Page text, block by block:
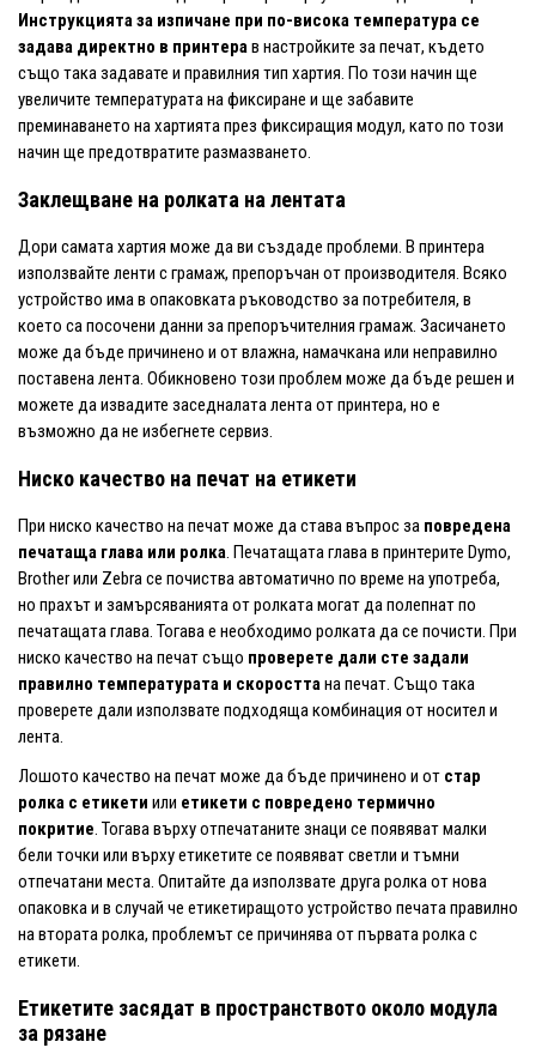
Инструкцията за изпичане при по-висока температура се
задава директно в принтерав настройките за печат, където
също така задавате и правилния тип хартия. По този начин ще
увеличите температурата на фиксиране и ще забавите
преминаването на хартията през фиксиращия модул, като по този
начин ще предотвратите размазването.
Заклещване на ролката на лентата
Дори самата хартия може да ви създаде проблеми. В принтера
използвайте ленти с грамаж, препоръчан от производителя. Всяко
устройство има в опаковката ръководство за потребителя, в
което са посочени данни за препоръчителния грамаж. Засичането
може да бъде причинено и от влажна, намачкана или неправилно
поставена лента. Обикновено този проблем може да бъде решен и
можете да извадите заседналата лента от принтера, но е
възможно да не избегнете сервиз.
Ниско качество на печат на етикети
При ниско качество на печат може да става въпрос за повредена
печатаща глава или ролка. Печатащата глава в принтерите Dymo,
Brother или Zebra се почиства автоматично по време на употреба,
но прахът и замърсяванията от ролката могат да полепнат по
печатащата глава. Тогава е необходимо ролката да се почисти. При
ниско качество на печат също проверете дали сте задали
правилно температурата и скоросттана печат. Също така
проверете дали използвате подходяща комбинация от носител и
лента.
Лошото качество на печат може да бъде причинено и от стар
ролка с етикети или етикети с повредено термично
покритие. Тогава върху отпечатаните знаци се появяват малки
бели точки или върху етикетите се появяват светли и тъмни
отпечатани места. Опитайте да използвате друга ролка от нова
опаковка и в случай че етикетиращото устройство печата правилно
на втората ролка, проблемът се причинява от първата ролка с
етикети.
Етикетите засядат в пространството около модула
за рязане